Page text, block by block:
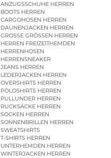
ANZUGSSCHUHE HERREN
BOOTS HERREN
CARGOHOSEN HERREN
DAUNENJACKEN HERREN
GROSSE GRÖSSEN HERREN
HERREN FREIZEITHEMDEN
HERRENHOSEN
HERRENSNEAKER
JEANS HERREN
LEDERJACKEN HERREN
OVERSHIRTS HERREN
POLOSHIRTS HERREN
PULLUNDER HERREN
RUCKSÄCKE HERREN
SOCKEN HERREN
SONNENBRILLEN HERREN
SWEATSHIRTS
T-SHIRTS HERREN
UNTERHEMDEN HERREN
WINTERJACKEN HERREN